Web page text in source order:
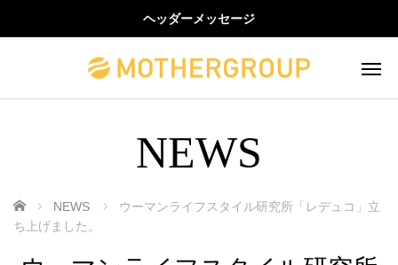
ヘッダーメッセージ
NEWS
ホーム NEWS
ウーマンライフスタイル研究所「レデュコ」立
ち上げました。